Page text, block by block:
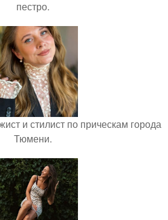
пестро.
и стилист по прическам города
Тюмени.